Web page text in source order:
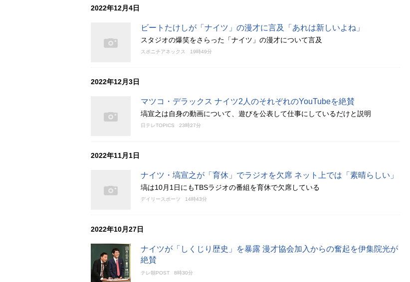
2022年12月4日
ビートたけしが「ナイツ」の漫才に言及「あれは新しいよね」
スタジオの爆笑をさらった「ナイツ」の漫才について言及
スポニチアネックス 19時49分
2022年12月3日
マツコ・デラックス ナイツ2人のそれぞれのYouTubeを絶賛
塙宣之は自身の動画について、遊びを公表して仕事にしているだけと説明
日テレTOPICS 23時27分
2022年11月1日
ナイツ・塙宣之が「育休」でラジオを欠席 ネット上では「素晴らしい」
塙は10月1日にもTBSラジオの番組を育休で欠席している
デイリースポーツ 14時43分
2022年10月27日
ナイツが「しくじり歴史」を暴露 漫才協会加入からの奮起を伊集院光が
絶賛
テレ朝POST 8時30分